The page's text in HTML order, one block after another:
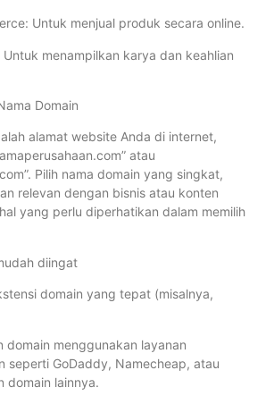
Untuk menjual produk secara online.
Untuk menampilkan karya dan keahlian
Domain
alamat website Anda di internet,
atau
Pilih nama domain yang singkat,
relevan dengan bisnis atau konten
yang perlu diperhatikan dalam memilih
diingat
domain yang tepat (misalnya,
domain menggunakan layanan
seperti GoDaddy, Namecheap, atau
domain lainnya.